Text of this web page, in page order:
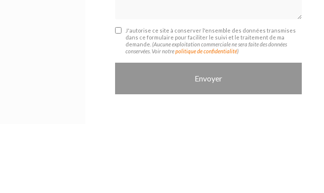
J'autorise ce site à conserver l'ensemble des données transmises
dans ce formulaire pour faciliter le suivi et le traitement de ma
demande. (Aucune exploitation commerciale ne sera faite des données
conservées. Voir notrepolitique de confidentialité)